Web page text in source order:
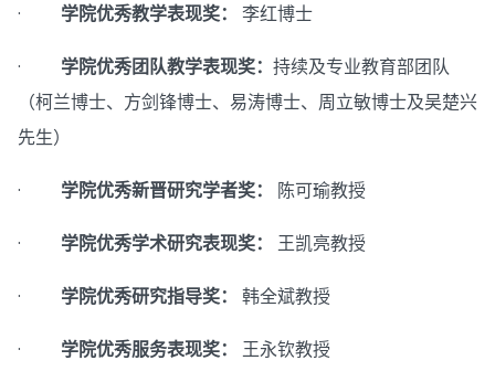
· 学院优秀教学表现奖： 李红博士
· 学院优秀团队教学表现奖： 持续及专业教育部团队
（柯兰博士、方剑锋博士、易涛博士、周立敏博士及吴楚兴
先生）
· 学院优秀新晋研究学者奖： 陈可瑜教授
· 学院优秀学术研究表现奖： 王凯亮教授
· 学院优秀研究指导奖： 韩全斌教授
· 学院优秀服务表现奖： 王永钦教授